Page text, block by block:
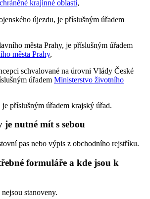
krajinné oblasti,
újezdu, je příslušným úřadem
města Prahy, je příslušným úřadem
města Prahy,
schvalované na úrovni Vlády České
úřadem Ministerstvo životního
příslušným úřadem krajský úřad.
je nutné mít s sebou
pas nebo výpis z obchodního rejstříku.
formuláře a kde jsou k
stanoveny.